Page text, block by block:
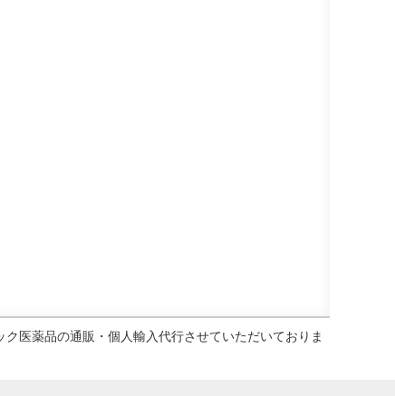
医薬品の通販・個人輸入代行させていただいておりま